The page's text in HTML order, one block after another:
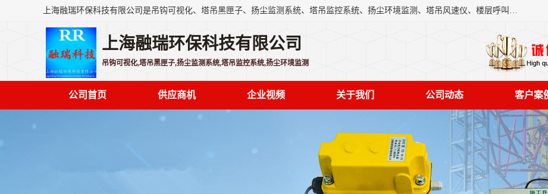
上海融瑞环保科技有限公司是吊钩可视化、塔吊黑匣子、扬尘监测系统、塔吊监控系统、扬尘环境监测、塔吊风速仪、楼层呼叫器、主令控制器、人脸识别、风速仪等一系列环保设备的研发生产销售为一体的专业化公司。
上海融瑞环保科技有限公司
吊钩可视化,塔吊黑匣子,扬尘监测系统,塔吊监控系统,扬尘环境监测
公司首页 供应商机 企业视频 关于我们 公司动态 客户案